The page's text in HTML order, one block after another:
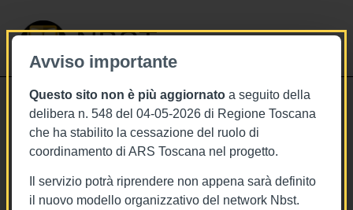
Avviso importante
Questo sito non è più aggiornato a seguito della
delibera n. 548 del 04-05-2026 di Regione Toscana
che ha stabilito la cessazione del ruolo di
coordinamento di ARS Toscana nel progetto.
Il servizio potrà riprendere non appena sarà definito
il nuovo modello organizzativo del network Nbst.
NBST
18/7/2020
18 luglio 2020 - This week in The
BMJ